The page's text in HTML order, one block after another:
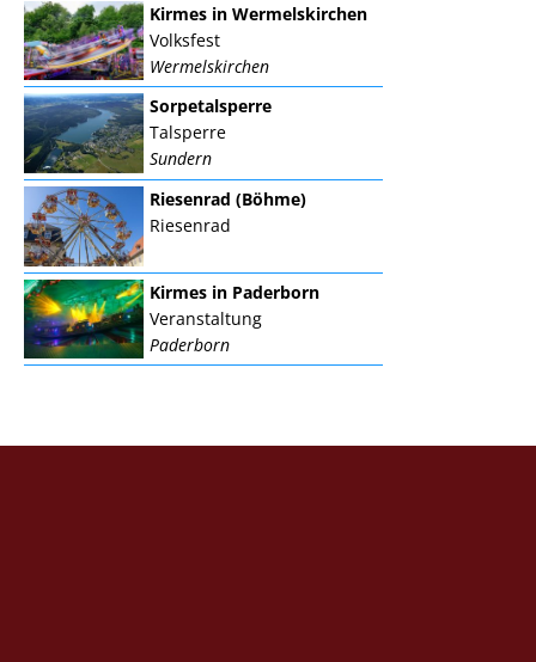
Kirmes in Wermelskirchen
Volksfest
Wermelskirchen
Sorpetalsperre
Talsperre
Sundern
Riesenrad (Böhme)
Riesenrad
Kirmes in Paderborn
Veranstaltung
Paderborn